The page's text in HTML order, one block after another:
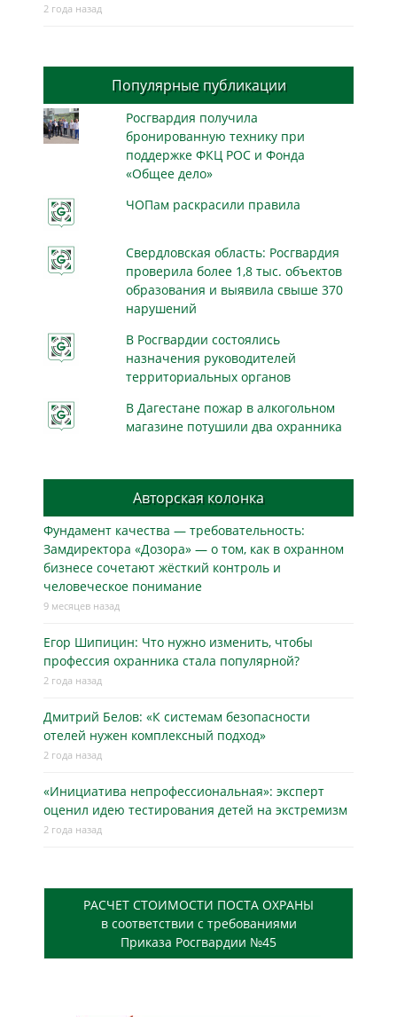
2 года назад
Популярные публикации
Росгвардия получила
бронированную технику при
поддержке ФКЦ РОС и Фонда
«Общее дело»
ЧОПам раскрасили правила
Свердловская область: Росгвардия
проверила более 1,8 тыс. объектов
образования и выявила свыше 370
нарушений
В Росгвардии состоялись
назначения руководителей
территориальных органов
В Дагестане пожар в алкогольном
магазине потушили два охранника
Авторская колонка
Фундамент качества — требовательность:
Замдиректора «Дозора» — о том, как в охранном
бизнесe сочетают жёсткий контроль и
человеческое понимание
9 месяцев назад
Егор Шипицин: Что нужно изменить, чтобы
профессия охранника стала популярной?
2 года назад
Дмитрий Белов: «К системам безопасности
отелей нужен комплексный подход»
2 года назад
«Инициатива непрофессиональная»: эксперт
оценил идею тестирования детей на экстремизм
2 года назад
РАСЧЕТ СТОИМОСТИ ПОСТА ОХРАНЫ
в соответствии с требованиями
Приказа Росгвардии №45